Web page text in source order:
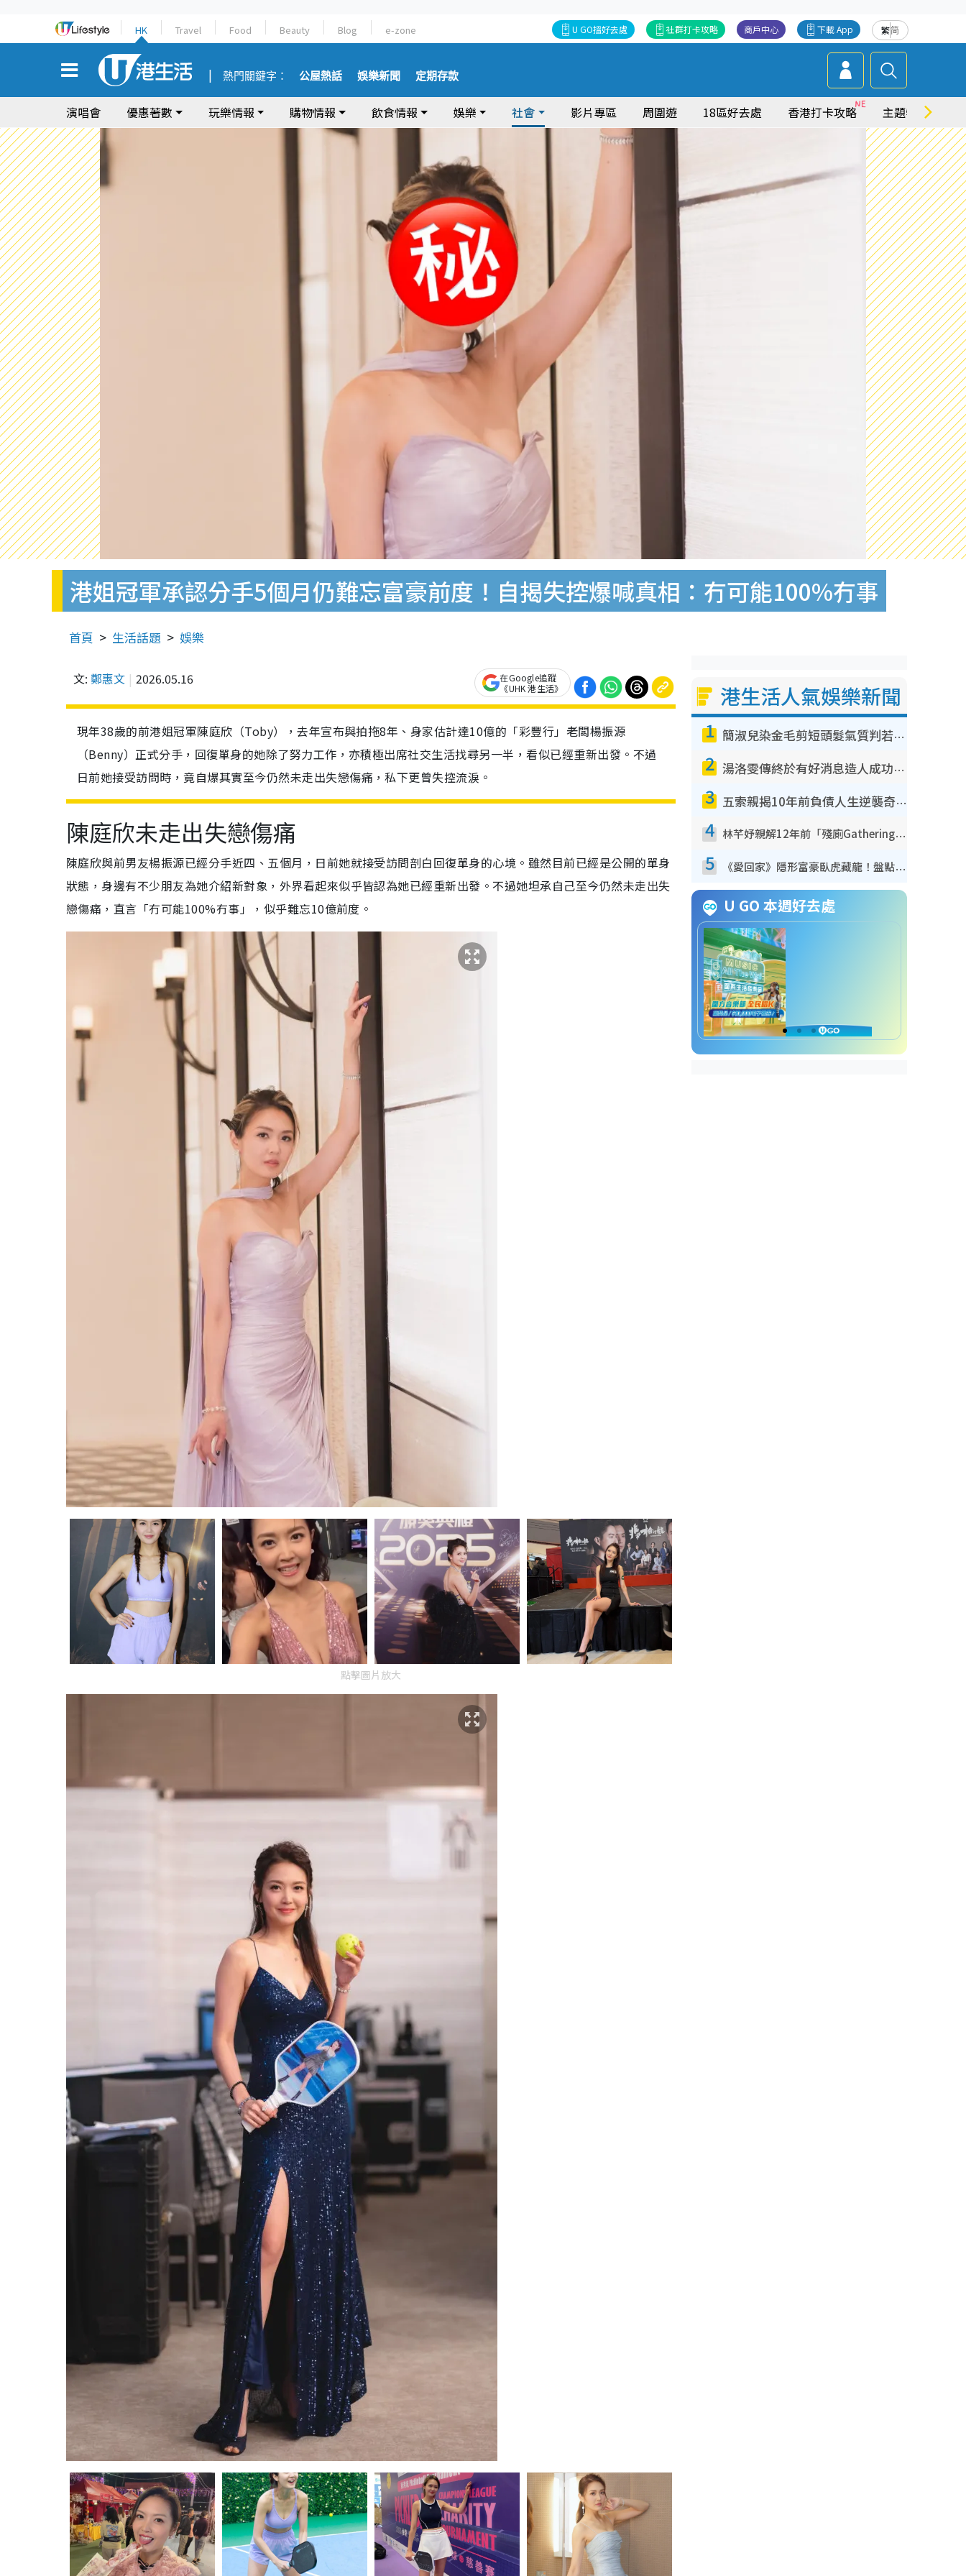
HK Travel Food Beauty Blog e-zone 繁简
下載 App
商戶中心
社群打卡攻略
U GO搵好去處
熱門關鍵字： 公屋熱話 娛樂新聞 定期存款
演唱會 優惠著數 玩樂情報 購物情報 飲食情報 娛樂 社會 影片專區 周圍遊 18區好去處 香港打卡攻略 主題特集
港姐冠軍承認分手5個月仍難忘富豪前度！自揭失控爆喊真相：冇可能100%冇事
首頁 生活話題 娛樂
文: 鄭惠文 2026.05.16
在Google追蹤
《UHK 港生活》
現年38歲的前港姐冠軍陳庭欣（Toby），去年宣布與拍拖8年、身家估計達10億的「彩豐行」老闆楊振源
（Benny）正式分手，回復單身的她除了努力工作，亦積極出席社交生活找尋另一半，看似已經重新出發。不過
日前她接受訪問時，竟自爆其實至今仍然未走出失戀傷痛，私下更曾失控流淚。
陳庭欣未走出失戀傷痛
陳庭欣與前男友楊振源已經分手近四、五個月，日前她就接受訪問剖白回復單身的心境。雖然目前已經是公開的單身
狀態，身邊有不少朋友為她介紹新對象，外界看起來似乎皆認為她已經重新出發。不過她坦承自己至今仍然未走出失
戀傷痛，直言「冇可能100%冇事」，似乎難忘10億前度。
點擊圖片放大
港生活人氣娛樂新聞
1 簡淑兒染金毛剪短頭髮氣質判若兩人！嚇壞老公麥大力都認唔出：「你做咩事？」
2 湯洛雯傳終於有好消息造人成功！兩大細節曝孕味極濃惹猜測：大肚婆先會咁！
3 五索親揭10年前負債人生逆襲奇蹟！全靠去一地方轉運後即遇上馬先生
4 林芊妤親解12年前「殘廁Gathering」真相！高層解約一句話重創尊嚴至今拒返TVB
5 《愛回家》隱形富豪臥虎藏龍！盤點12位財氣逼人的有錢藝人：呢位靚女3億身家唔憂做
U GO 本週好去處